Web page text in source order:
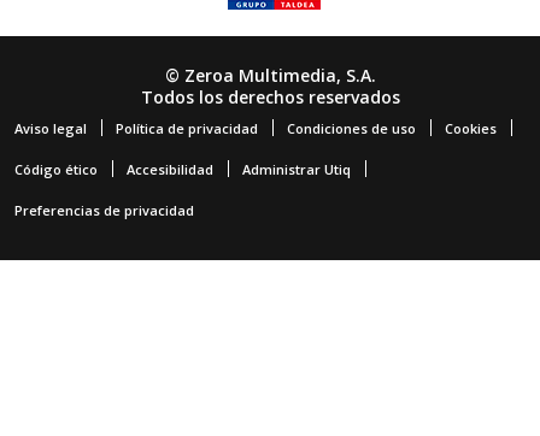
© Zeroa Multimedia, S.A.
Todos los derechos reservados
Aviso legal Política de privacidad Condiciones de uso Cookies
Código ético Accesibilidad Administrar Utiq
Preferencias de privacidad